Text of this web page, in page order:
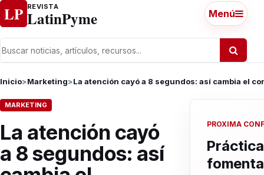
Ir al contenido
LP REVISTA
LatinPyme Menú
Inicio>Marketing>La atención cayó a 8 segundos: así cambia el
MARKETING
La atención cayó
a 8 segundos: así
PROXIMA